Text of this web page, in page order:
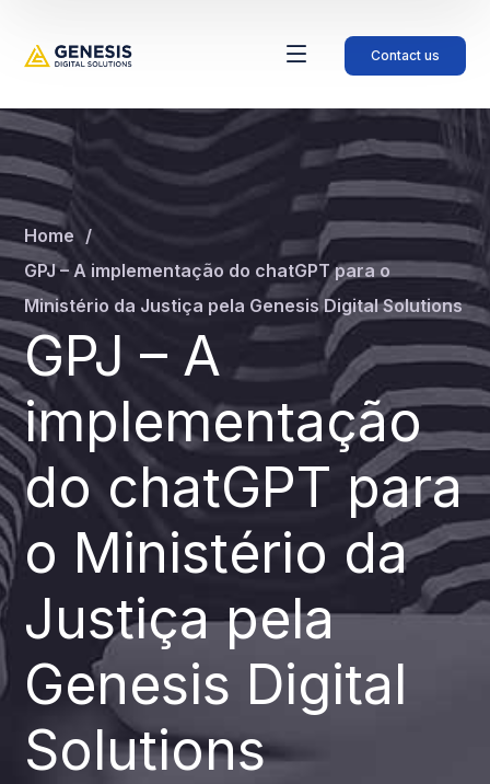
Contact us
GPJ – A
implementação
do chatGPT para
o Ministério da
Justiça pela
Genesis Digital
Solutions
Home
GPJ – A implementação do chatGPT para o
Ministério da Justiça pela Genesis Digital Solutions